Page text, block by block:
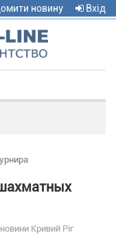
новину Вхід
Кривий Ріг